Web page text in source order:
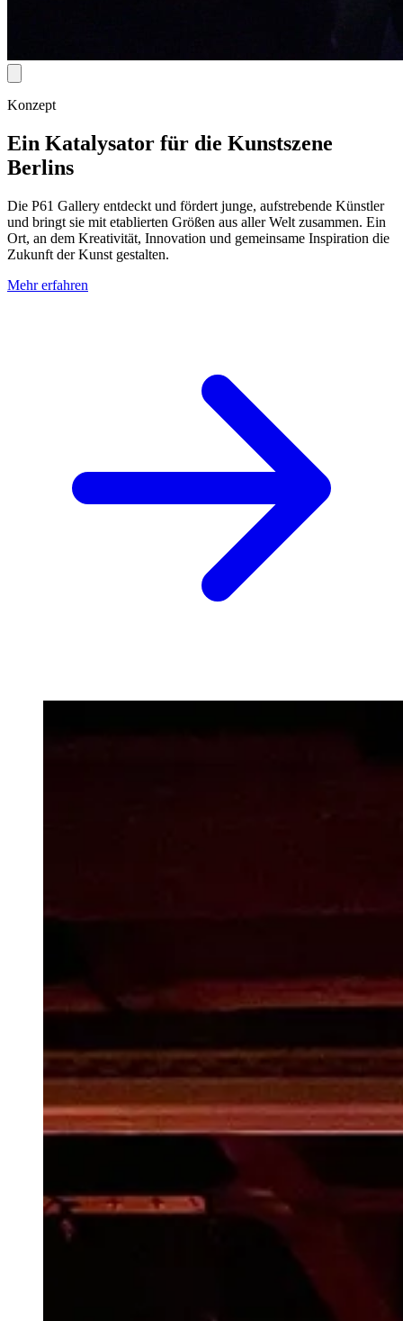
Konzept
Ein Katalysator für die Kunstszene
Berlins
Die P61 Gallery entdeckt und fördert junge, aufstrebende Künstler
und bringt sie mit etablierten Größen aus aller Welt zusammen. Ein
Ort, an dem Kreativität, Innovation und gemeinsame Inspiration die
Zukunft der Kunst gestalten.
Mehr erfahren